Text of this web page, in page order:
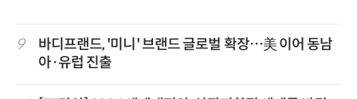
9
바디프랜드, '미니' 브랜드 글로벌 확장…美 이어 동남
아·유럽 진출